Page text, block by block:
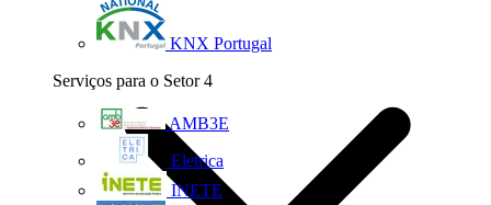
KNX Portugal
Serviços para o Setor 4
AMB3E
Eletrica
INETE